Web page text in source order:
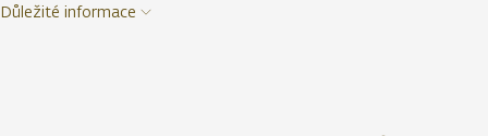
Důležité informace